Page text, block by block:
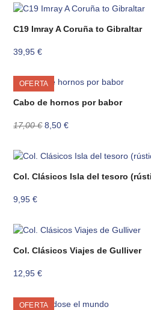
C19 Imray A Coruña to Gibraltar
39,95€
OFERTA
Cabo de hornos por babor
17,00€ El
era:
8,50€El
es:
Col. Clásicos Isla del tesoro
9,95€
Col. Clásicos Viajes de Gulliver
12,95€
OFERTA